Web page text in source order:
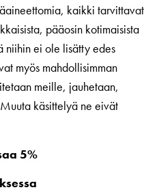
kaikki tarvittavat
pääosin kotimaisista
niihin ei ole lisätty edes
myös mahdollisimman
meille, jauhetaan,
käsittelyä ne eivät
5%